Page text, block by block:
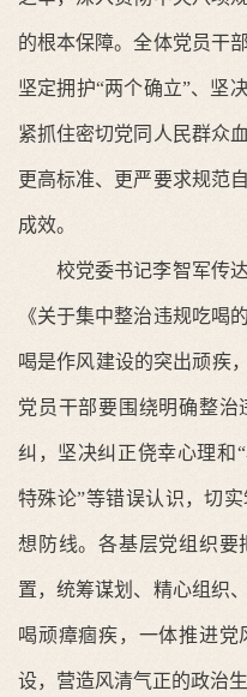
的根本保障。全体党员干
坚定拥护“两个确立”、坚
紧抓住密切党同人民群众
更高标准、更严要求规范
成效。
校党委书记李智军传
《关于集中整治违规吃喝
喝是作风建设的突出顽疾
党员干部要围绕明确整治
纠，坚决纠正侥幸心理和
特殊论”等错误认识，切
想防线。各基层党组织要
置，统筹谋划、精心组织
喝顽瘴痼疾，一体推进
设，营造风清气正的政治